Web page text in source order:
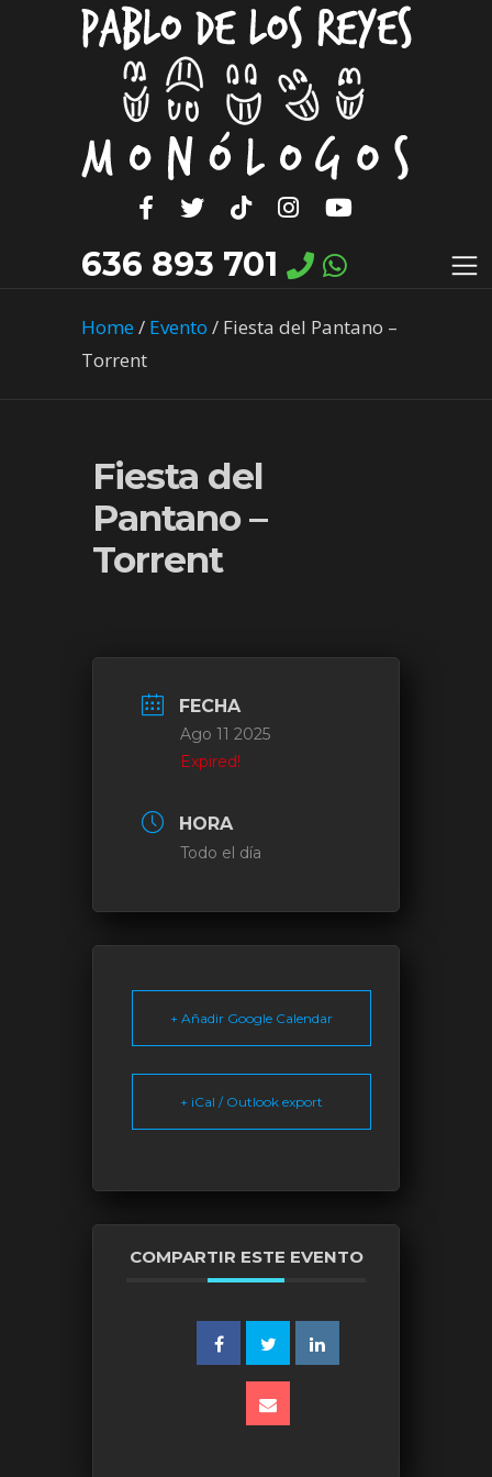
636 893 701
Home/ Evento / Fiesta del Pantano –
Torrent
Fiesta del
Pantano –
Torrent
FECHA
Ago 11 2025
Expired!
HORA
Todo el día
+ Añadir Google Calendar
+ iCal / Outlook export
COMPARTIR ESTE EVENTO